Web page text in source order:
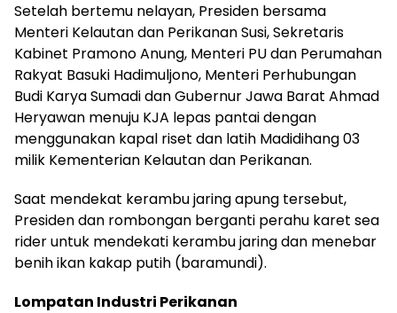
Setelah bertemu nelayan, Presiden bersama
Menteri Kelautan dan Perikanan Susi, Sekretaris
Kabinet Pramono Anung, Menteri PU dan Perumahan
Rakyat Basuki Hadimuljono, Menteri Perhubungan
Budi Karya Sumadi dan Gubernur Jawa Barat Ahmad
Heryawan menuju KJA lepas pantai dengan
menggunakan kapal riset dan latih Madidihang 03
milik Kementerian Kelautan dan Perikanan.
Saat mendekat kerambu jaring apung tersebut,
Presiden dan rombongan berganti perahu karet sea
rider untuk mendekati kerambu jaring dan menebar
benih ikan kakap putih (baramundi).
Lompatan Industri Perikanan